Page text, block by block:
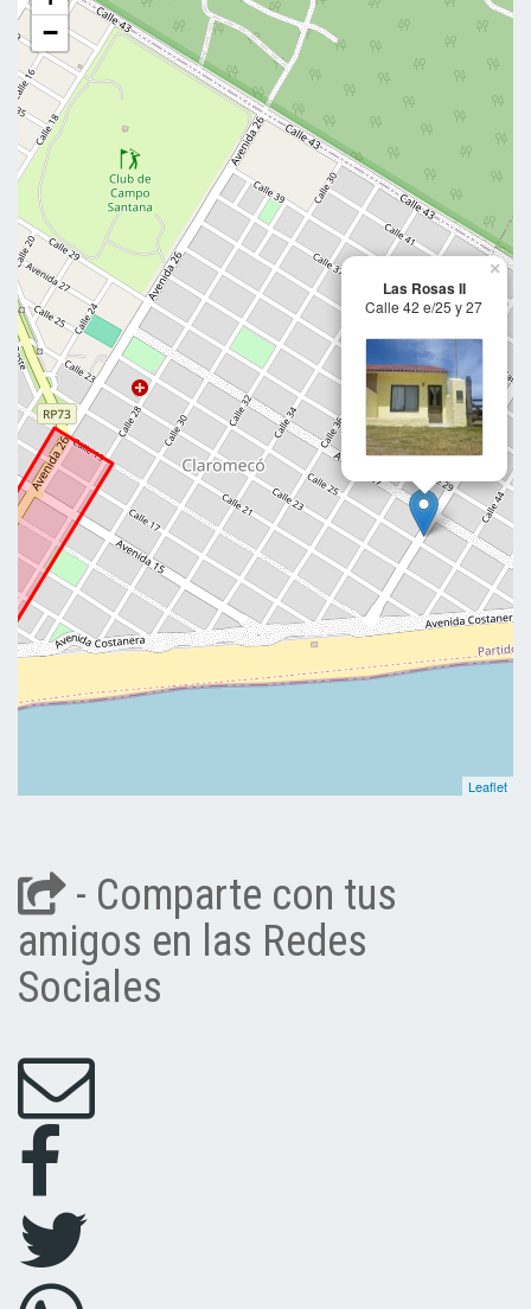
Las Rosas II
Calle 42 e/25 y 27
×
−
Leaflet
- Comparte con tus
amigos en las Redes
Sociales